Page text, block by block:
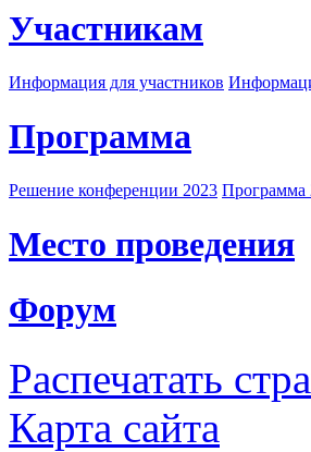
Участникам
Информация для участников
Программа
Решение конференции 2023 Программа
Место проведения
Форум
Распечатать
Карта сайта